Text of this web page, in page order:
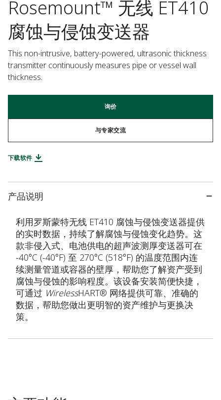
Rosemount™ 无线 ET410
腐蚀与侵蚀变送器
This non-intrusive, battery-powered, ultrasonic thickness
transmitter continuously measures pipe or vessel wall
thickness.
询价
与专家交流
下载软件
产品说明
利用罗斯蒙特无线 ET410 腐蚀与侵蚀变送器提供
的实时数据，持续了解腐蚀与侵蚀变化趋势。这
款非侵入式、电池供电的超声波测厚变送器可在
-40°C (-40°F) 至 270°C (518°F) 的温度范围内连
续测量管道或容器的壁厚，帮助您了解资产受到
腐蚀与侵蚀的影响程度。该设备安装简便快捷，
可通过 WirelessHART® 网络提供可靠、准确的
数据，帮助您做出更明智的资产维护与更换决
策。